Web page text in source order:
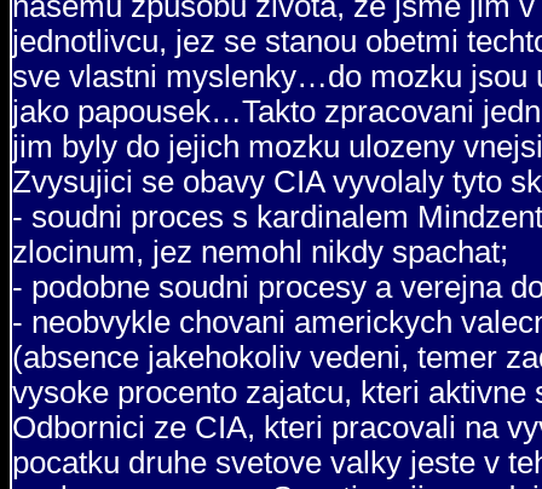
jednotlivcu, jez se stanou obetmi
sve vlastni myslenky…do mozku jsou
jako papousek…Takto zpracovani
jim byly do jejich mozku ulozeny
Zvysujici se obavy CIA vyvolaly tyto
- soudni proces s kardinalem
zlocinum, jez nemohl nikdy spachat;
- podobne soudni procesy a verejna
- neobvykle chovani americkych
(absence jakehokoliv vedeni, temer
vysoke procento zajatcu, kteri
Odbornici ze CIA, kteri pracovali na
pocatku druhe svetove valky jeste v